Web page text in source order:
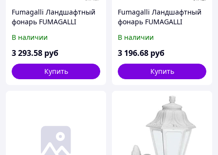
Fumagalli Ландшафтный
фонарь FUMAGALLI
E22.111.000.AXF1R
В наличии
3 293.58 руб
Купить
Fumagalli Ландшафтный
фонарь FUMAGALLI
E22.110.000.AYF1R
В наличии
3 196.68 руб
Купить